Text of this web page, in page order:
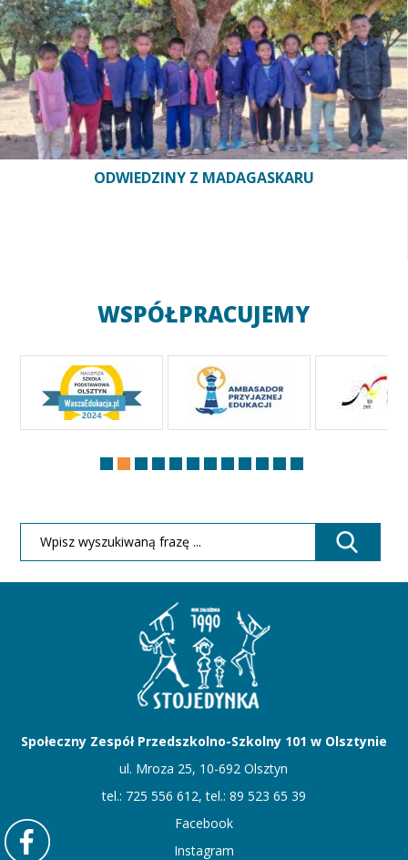
ODWIEDZINY Z MADAGASKARU
WSPÓŁPRACUJEMY
Społeczny Zespół Przedszkolno-Szkolny 101 w Olsztynie
ul. Mroza 25, 10-692 Olsztyn
tel.: 725 556 612, tel.: 89 523 65 39
Facebook
Instagram